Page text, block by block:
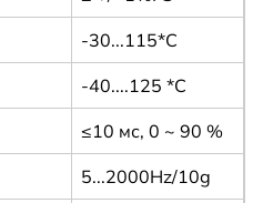
-30...115*С
-40....125 *С
≤10 мс, 0 ~ 90 %
5...2000Hz/10g